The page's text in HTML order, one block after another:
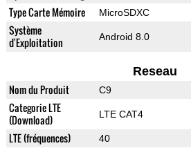
Type Carte Mémoire MicroSDXC
Système
d'Exploitation
Android 8.0
Reseau
Nom du Produit C9
Categorie LTE
(Download)
LTE CAT4
LTE (fréquences) 40